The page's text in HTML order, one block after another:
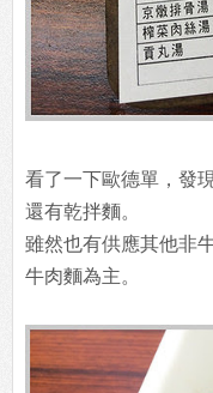
看了一下歐德單，發
還有乾拌麵。
雖然也有供應其他非
牛肉麵為主。